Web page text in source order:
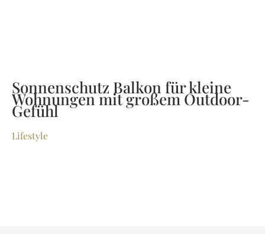
Sonnenschutz Balkon für kleine
Wohnungen mit großem Outdoor-
Gefühl
Lifestyle